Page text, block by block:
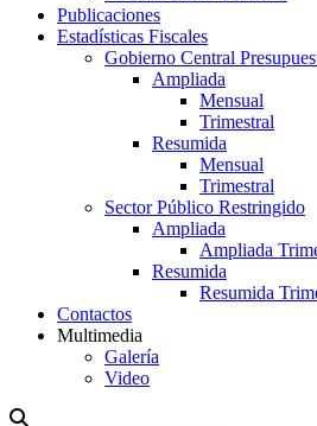
Publicaciones
Estadísticas Fiscales
Gobierno Central
Ampliada
Mensual
Trimestral
Resumida
Mensual
Trimestral
Sector Público Restringido
Ampliada
Ampliada
Resumida
Resumida
Contactos
Multimedia
Galería
Video